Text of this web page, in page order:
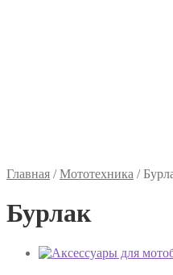
Главная /Мототехника /
Бурлак